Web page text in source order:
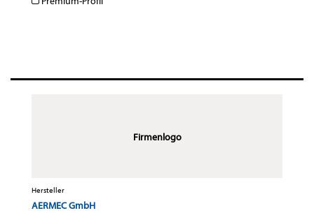
Firmenlogo
Hersteller
AERMEC GmbH